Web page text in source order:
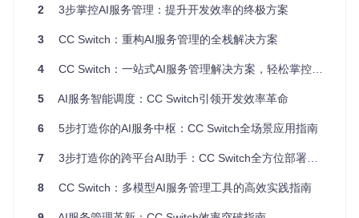
场景案例：前端开发团队在不同项目中需要使用不同的AI服务
Claude。通过CC Switch的一键切换功能，团队成员可以在几
团队协作效率提升30%。
1.3 性能与成本的智能平衡
常见挑战。CC Switch提供了实时费用监控和使用量统计功
效率。通过CC Switch的使用统计功能，他发现团队在简单代
2 3步掌控AI服务管理：提升开发效率的终极方案
3 CC Switch：重构AI服务管理的全栈解决方案
4 CC Switch：一站式AI服务管理解决方案，轻松掌控多平台智能助手
5 AI服务智能调度：CC Switch引领开发效率革命
6 5步打造你的AI服务中枢：CC Switch全场景应用指南
7 3步打造你的跨平台AI助手：CC Switch全方位部署与优化指南
8 CC Switch：多模型AI服务管理工具的高效实践指南